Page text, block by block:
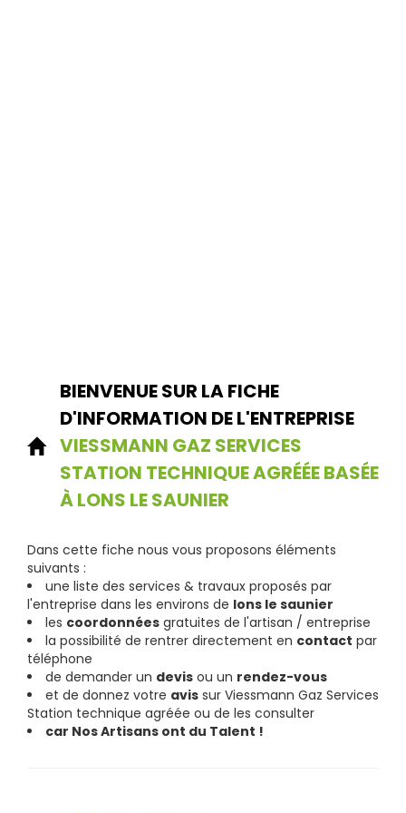
BIENVENUE SUR LA FICHE
D'INFORMATION DE L'ENTREPRISE
VIESSMANN GAZ SERVICES
STATION TECHNIQUE AGRÉÉE BASÉE
À LONS LE SAUNIER
Dans cette fiche nous vous proposons éléments
suivants :
une liste des services & travaux proposés par
l'entreprise dans les environs de lons le saunier
les coordonnées gratuites de l'artisan / entreprise
la possibilité de rentrer directement en contact par
téléphone
de demander un devis ou un rendez-vous
et de donnez votre avis sur Viessmann Gaz Services
Station technique agréée ou de les consulter
car Nos Artisans ont du Talent !